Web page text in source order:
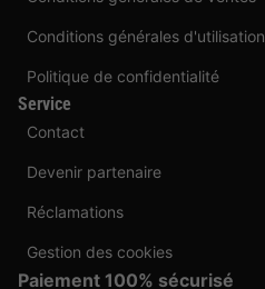
Conditions générales d'utilisation
Politique de confidentialité
Service
Contact
Devenir partenaire
Réclamations
Gestion des cookies
Paiement 100% sécurisé